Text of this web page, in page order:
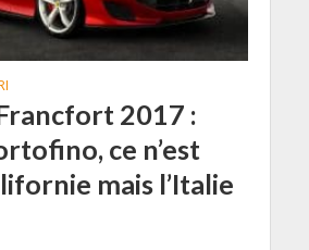
2017 :
ce n’est
mais l’Italie